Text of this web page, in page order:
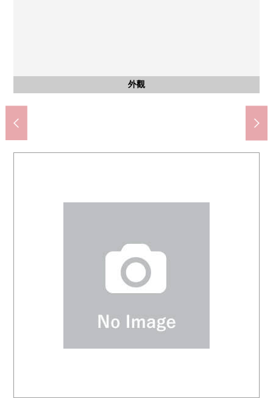
外觀
客廳
客廳
風景
廚房
洗臉
廚房
廁所
公共汽車
室內
室內
室內
外觀
入口
小寺小學(約240m)
學園西町公園(約60m)